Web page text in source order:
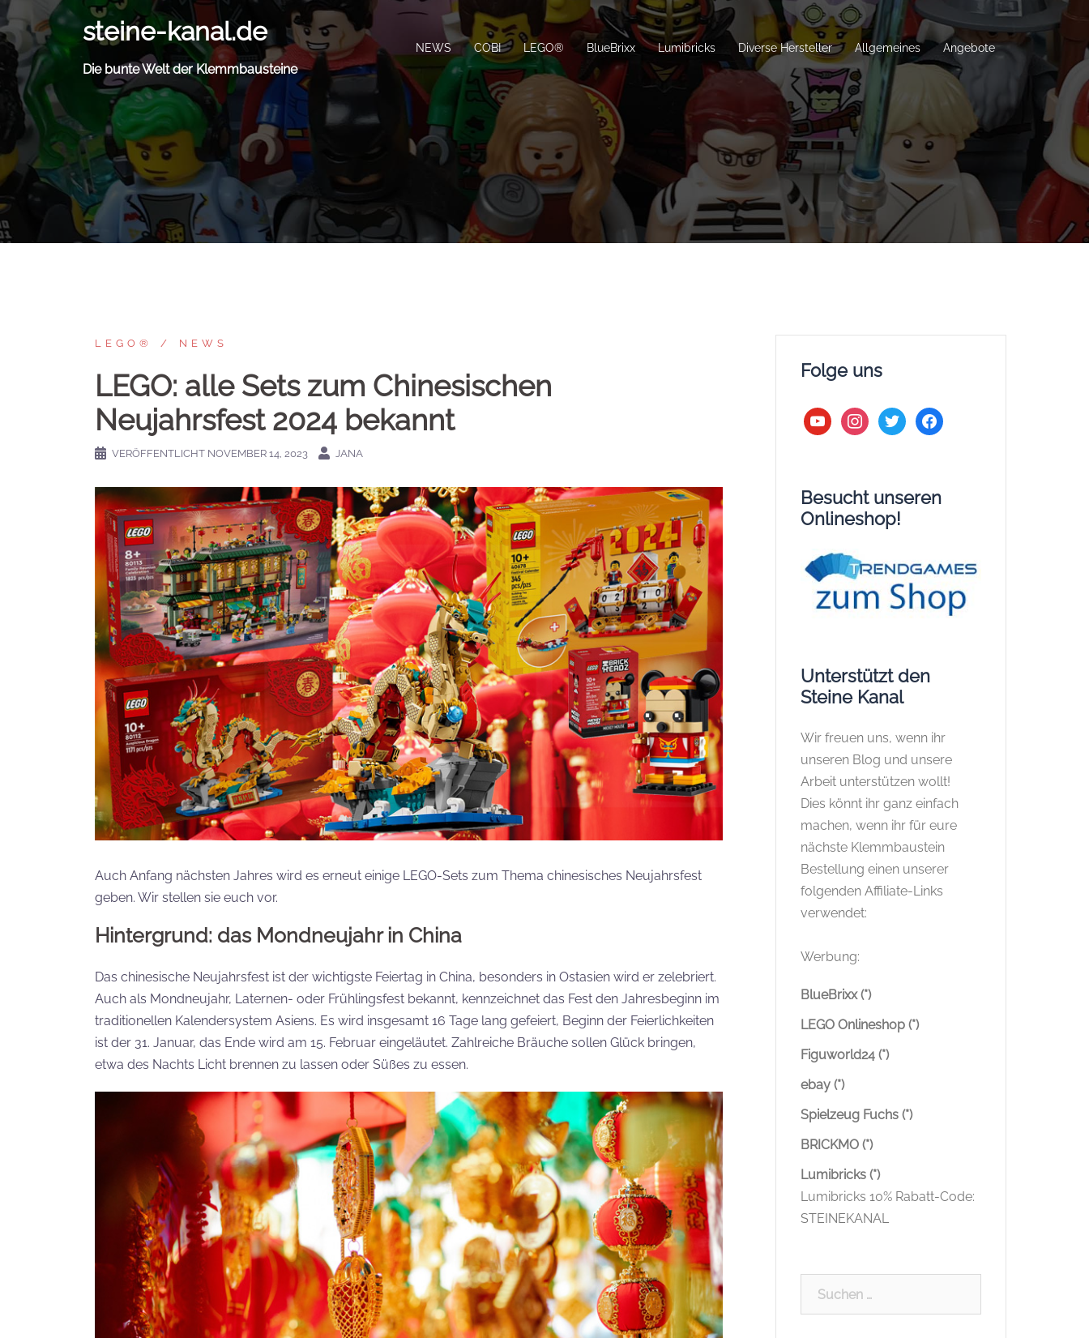
Zum
Inhalt
springen
steine-kanal.de
Die bunte Welt der Klemmbausteine
NEWS COBI LEGO® BlueBrixx Lumibricks Diverse Hersteller Allgemeines Angebote
LEGO® NEWS
LEGO: alle Sets zum Chinesischen
Neujahrsfest 2024 bekannt
VERÖFFENTLICHT NOVEMBER 14, 2023 JANA
Auch Anfang nächsten Jahres wird es erneut einige LEGO-Sets zum Thema chinesisches Neujahrsfest
geben. Wir stellen sie euch vor.
Hintergrund: das Mondneujahr in China
Das chinesische Neujahrsfest ist der wichtigste Feiertag in China, besonders in Ostasien wird er zelebriert.
Auch als Mondneujahr, Laternen- oder Frühlingsfest bekannt, kennzeichnet das Fest den Jahresbeginn im
traditionellen Kalendersystem Asiens. Es wird insgesamt 16 Tage lang gefeiert, Beginn der Feierlichkeiten
ist der 31. Januar, das Ende wird am 15. Februar eingeläutet. Zahlreiche Bräuche sollen Glück bringen,
etwa des Nachts Licht brennen zu lassen oder Süßes zu essen.
Folge uns
youtubeinstagram
twitter facebook
Besucht unseren
Onlineshop!
Unterstützt den
Steine Kanal
Wir freuen uns, wenn ihr
unseren Blog und unsere
Arbeit unterstützen wollt!
Dies könnt ihr ganz einfach
machen, wenn ihr für eure
nächste Klemmbaustein
Bestellung einen unserer
folgenden Affiliate-Links
verwendet:
Werbung:
BlueBrixx (*)
LEGO Onlineshop (*)
Figuworld24 (*)
ebay (*)
Spielzeug Fuchs (*)
BRICKMO (*)
Lumibricks (*)
Lumibricks 10% Rabatt-Code:
STEINEKANAL